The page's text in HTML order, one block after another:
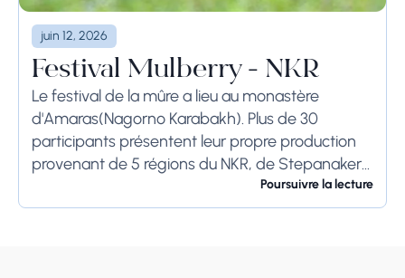
juin 12, 2026
Festival Mulberry - NKR
Le festival de la mûre a lieu au monastère
d'Amaras(Nagorno Karabakh). Plus de 30
participants présentent leur propre production
provenant de 5 régions du NKR, de Stepanakert
et de la République d'Arménie. Pendant le
festival, les...
Poursuivre la lecture